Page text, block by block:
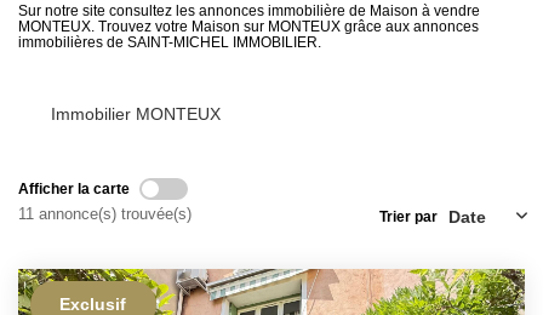
Transaction
FAQ
Plus de critères
Sur notre site consultez les annonces immobilière de Maison à vendre
MONTEUX. Trouvez votre Maison sur MONTEUX grâce aux annonces
immobilières de SAINT-MICHEL IMMOBILIER.
Immobilier MONTEUX
Afficher la carte
11 annonce(s) trouvée(s) Trier par
Exclusif